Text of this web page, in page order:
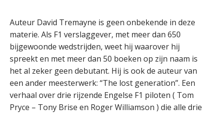
Auteur David Tremayne is geen onbekende in deze
materie. Als F1 verslaggever, met meer dan 650
bijgewoonde wedstrijden, weet hij waarover hij
spreekt en met meer dan 50 boeken op zijn naam is
het al zeker geen debutant. Hij is ook de auteur van
een ander meesterwerk: “The lost generation”. Een
verhaal over drie rijzende Engelse F1 piloten ( Tom
Pryce – Tony Brise en Roger Williamson ) die alle drie